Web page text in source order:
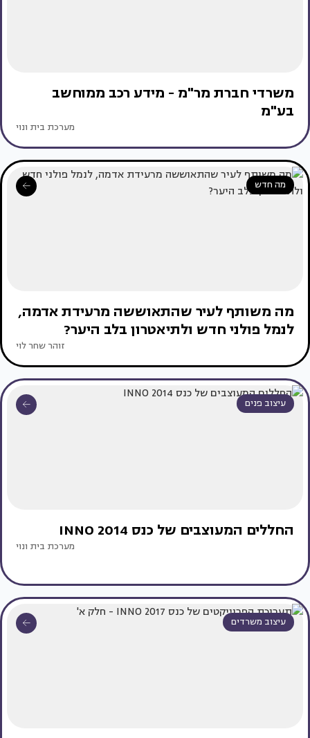
משרדי חברת מר"מ - מידע רכב ממוחשב
בע"מ
מערכת בית ונוי
מה חדש
מה משותף לעיר שהתאוששה מרעידת אדמה,
לנמל פולני חדש ולתיאטרון בלב היער?
זוהר שחר לוי
עיצוב פנים
החללים המעוצבים של כנס INNO 2014
מערכת בית ונוי
עיצוב משרדים